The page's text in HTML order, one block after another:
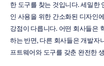
한 도구를 찾는 것입니다. 세밀한
인 사용을 위한 간소화된 디자인
강점이 다릅니다. 어떤 회사들은
하는 반면, 다른 회사들은 개발자
프트웨어와 도구를 갖춘 완전한